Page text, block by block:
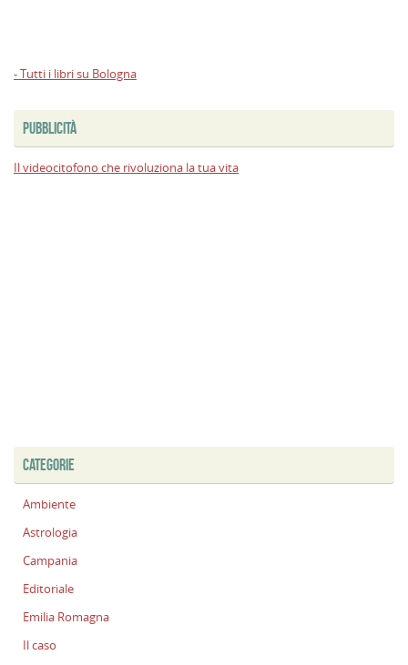
- Tutti i libri su Bologna
PUBBLICITÀ
Il videocitofono che rivoluziona la tua vita
CATEGORIE
Ambiente
Astrologia
Campania
Editoriale
Emilia Romagna
Il caso